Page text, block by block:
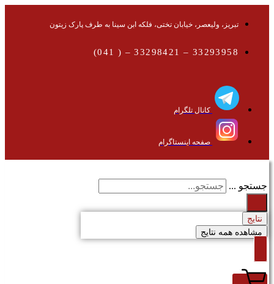
تبریز، ولیعصر، خیابان تختی، فلکه ابن سینا به طرف پارک زیتون
33293958 – 33298421 – ( 041)
کانال تلگرام
صفحه اینستاگرام
جستجو ...
نتایج
مشاهده همه نتایج